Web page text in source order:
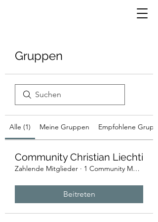
Gruppen
Alle (1) Meine Gruppen Empfohlene
Community Christian Liechti
Zahlende Mitglieder · 1 Community Member
Beitreten